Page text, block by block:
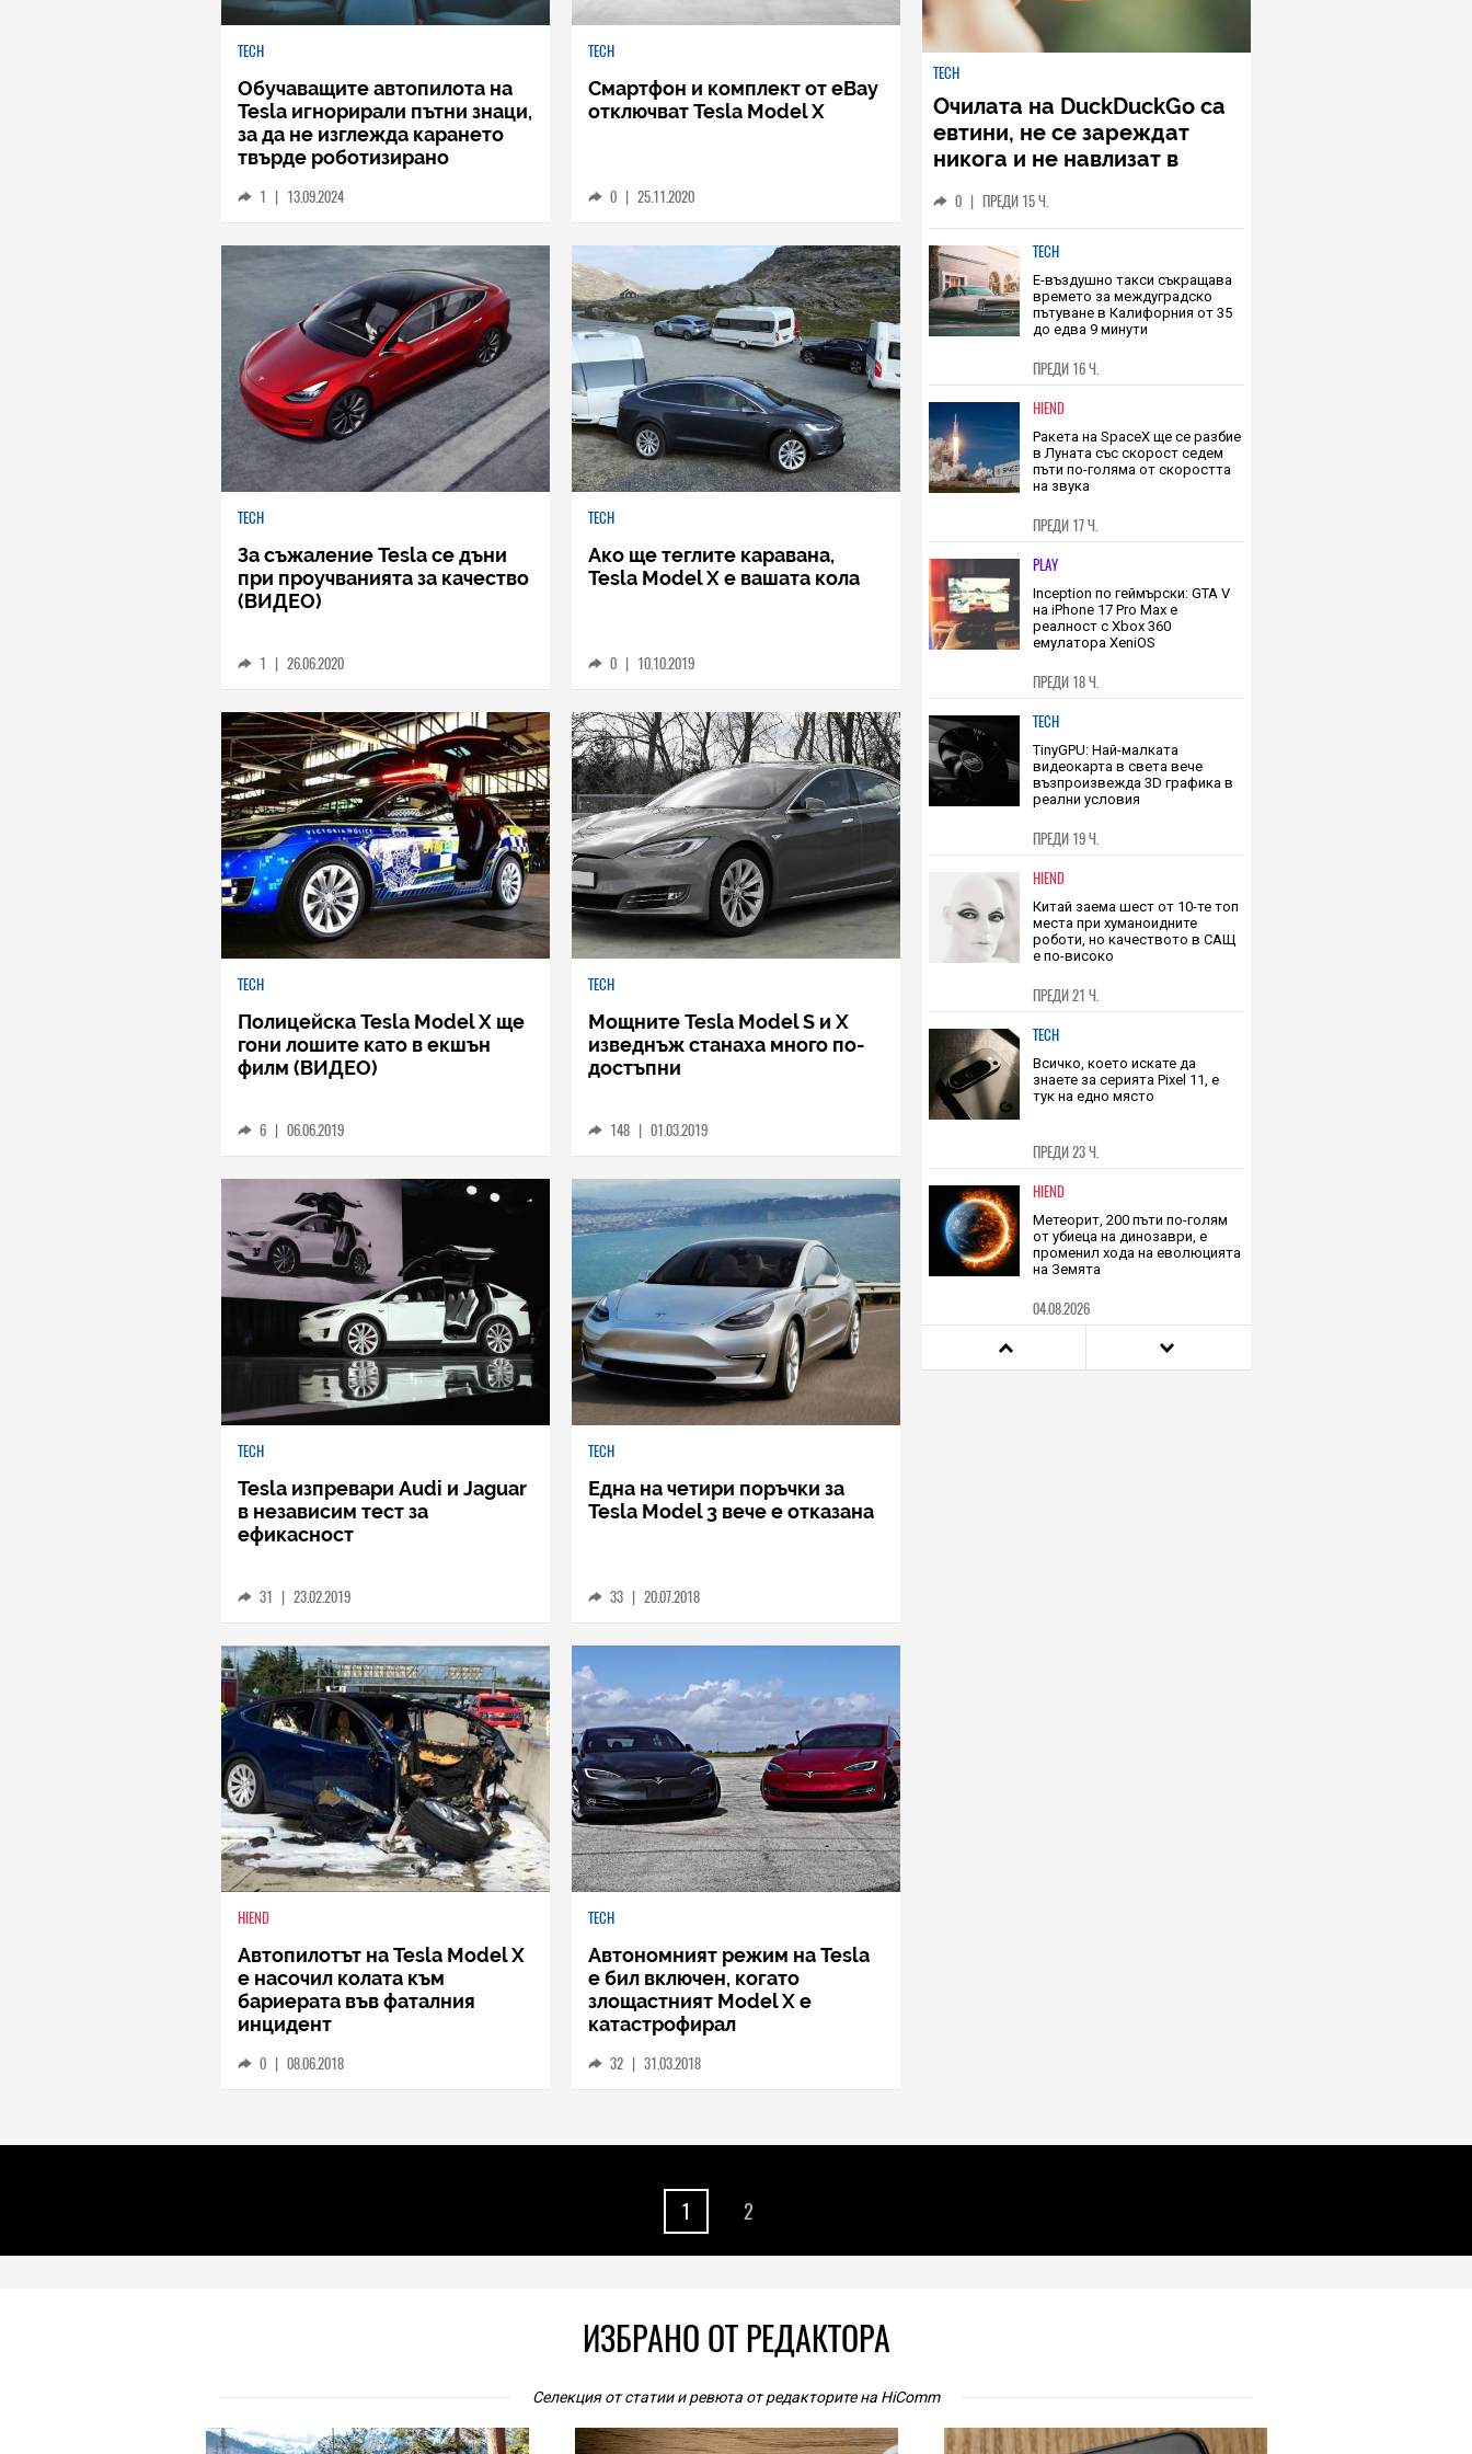
TECH
Обучаващите автопилота на
Tesla игнорирали пътни знаци,
за да не изглежда карането
твърде роботизирано
1 | 13.09.2024
TECH
Смартфон и комплект от eBay
отключват Tesla Model X
0 | 25.11.2020
TECH
За съжаление Tesla се дъни
при проучванията за качество
(ВИДЕО)
1 | 26.06.2020
TECH
Ако ще теглите каравана,
Tesla Model X е вашата кола
0 | 10.10.2019
TECH
Полицейска Tesla Model X ще
гони лошите като в екшън
филм (ВИДЕО)
6 | 06.06.2019
TECH
Мощните Tesla Model S и X
изведнъж станаха много по-
достъпни
148 | 01.03.2019
TECH
Tesla изпревари Audi и Jaguar
в независим тест за
ефикасност
31 | 23.02.2019
TECH
Една на четири поръчки за
Tesla Model 3 вече е отказана
33 | 20.07.2018
HIEND
Автопилотът на Tesla Model X
е насочил колата към
бариерата във фаталния
инцидент
0 | 08.06.2018
TECH
Автономният режим на Tesla
е бил включен, когато
злощастният Model X е
катастрофирал
32 | 31.03.2018
TECH
Очилата на DuckDuckGo са
евтини, не се зареждат
никога и не навлизат в
вашето, и чуждото
0 | ПРЕДИ 15 Ч.
TECH
Е-въздушно такси съкращава
времето за междуградско
пътуване в Калифорния от 35
до едва 9 минути
ПРЕДИ 16 Ч.
HIEND
Ракета на SpaceX ще се разбие
в Луната със скорост седем
пъти по-голяма от скоростта
на звука
ПРЕДИ 17 Ч.
PLAY
Inception по геймърски: GTA V
на iPhone 17 Pro Max е
реалност с Xbox 360
емулатора XeniOS
ПРЕДИ 18 Ч.
TECH
TinyGPU: Най-малката
видеокарта в света вече
възпроизвежда 3D графика в
реални условия
ПРЕДИ 19 Ч.
HIEND
Китай заема шест от 10-те топ
места при хуманоидните
роботи, но качеството в САЩ
е по-високо
ПРЕДИ 21 Ч.
TECH
Всичко, което искате да
знаете за серията Pixel 11, е
тук на едно място
ПРЕДИ 23 Ч.
HIEND
Метеорит, 200 пъти по-голям
от убиеца на динозаври, е
променил хода на еволюцията
на Земята
04.08.2026
1 2
ИЗБРАНО ОТ РЕДАКТОРА
Селекция от статии и ревюта от редакторите на HiComm